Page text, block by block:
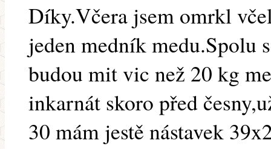
Díky.Včera jsem omrkl
jeden medník medu.Spolu
budou mit vic než 20 kg
inkarnát skoro před
30 mám jestě nástavek